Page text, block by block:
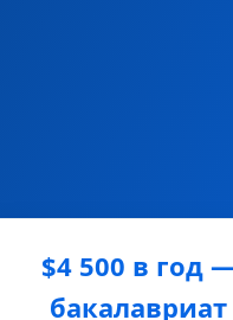
$4 500 в год
бакалавриат